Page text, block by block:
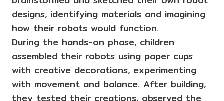
designs, identifying materials and imagining
how their robots would function.
During the hands-on phase, children
assembled their robots using paper cups
with creative decorations, experimenting
with movement and balance. After building,
they tested their creations, observed the